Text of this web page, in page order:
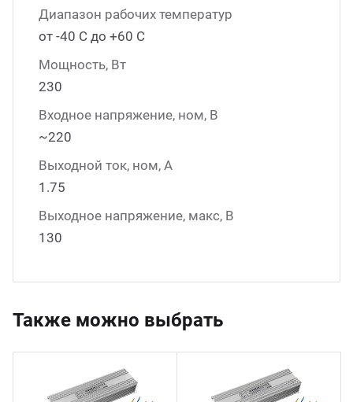
Диапазон рабочих температур
от -40 С до +60 С
Мощность, Вт
230
Входное напряжение, ном, В
~220
Выходной ток, ном, А
1.75
Выходное напряжение, макс, В
130
Также можно выбрать